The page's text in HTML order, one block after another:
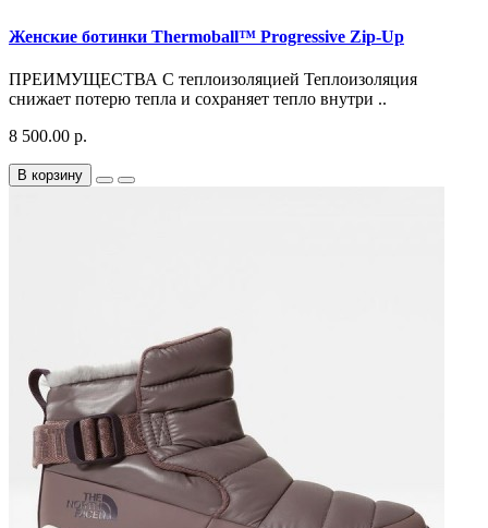
Женские ботинки Thermoball™ Progressive Zip-Up
ПРЕИМУЩЕСТВА С теплоизоляцией Теплоизоляция
снижает потерю тепла и сохраняет тепло внутри ..
8 500.00 р.
В корзину